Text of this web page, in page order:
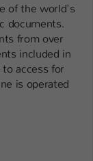
of the world's
documents.
from over
included in
access for
is operated